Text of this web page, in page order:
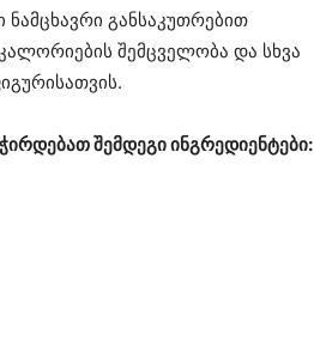
განსაკუთრებით
შემცველობა და სხვა
შემდეგი ინგრედიენტები: